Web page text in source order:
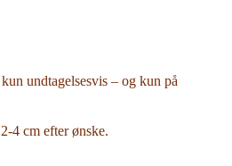
undtagelsesvis – og kun på
4 cm efter ønske.